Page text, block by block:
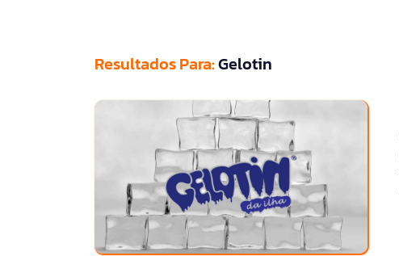
Resultados Para:Gelotin